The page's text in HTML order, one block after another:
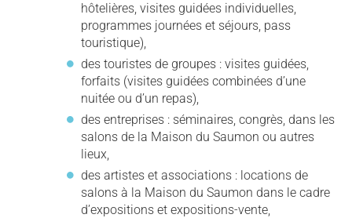
hôtelières, visites guidées individuelles,
programmes journées et séjours, pass
touristique),
des touristes de groupes : visites guidées,
forfaits (visites guidées combinées d’une
nuitée ou d’un repas),
des entreprises : séminaires, congrès, dans les
salons de la Maison du Saumon ou autres
lieux,
des artistes et associations : locations de
salons à la Maison du Saumon dans le cadre
d’expositions et expositions-vente,